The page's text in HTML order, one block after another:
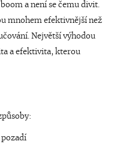
a není se čemu divit.
mnohem efektivnější než
Největší výhodou
a efektivita, kterou